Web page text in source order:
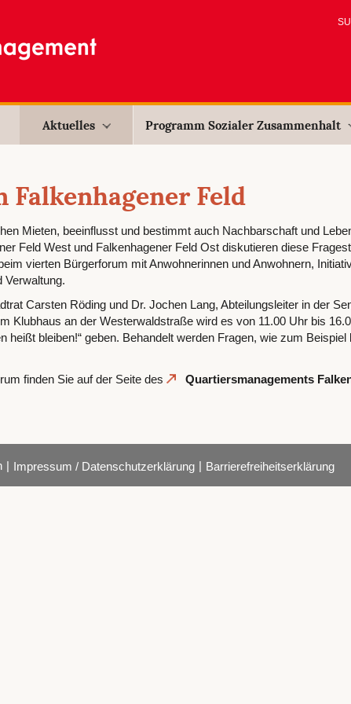
Aktuelles Programm Sozialer Zusammenhalt
Feld
Mieten, beeinflusst und bestimmt auch Nachbarschaft und
Feld West und Falkenhagener Feld Ost diskutieren diese
vierten Bürgerforum mit Anwohnerinnen und Anwohnern,
Verwaltung.
Carsten Röding und Dr. Jochen Lang, Abteilungsleiter in der
Klubhaus an der Westerwaldstraße wird es von 11.00 Uhr bis
heißt bleiben!“ geben. Behandelt werden Fragen, wie zum Beispiel
finden Sie auf der Seite des
Quartiersmanagements
| Impressum / Datenschutzerklärung | Barrierefreiheitserklärung